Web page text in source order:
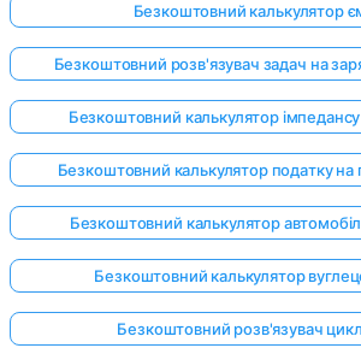
Безкоштовний калькулятор
Безкоштовний розв'язувач задач на
Безкоштовний калькулятор
Безкоштовний калькулятор податку на
Безкоштовний калькулятор
Безкоштовний калькулятор
Безкоштовний розв'язувач